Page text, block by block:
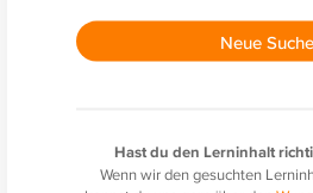
Neue Suche
Hast du den Lerninhalt
Wenn wir den gesuchten